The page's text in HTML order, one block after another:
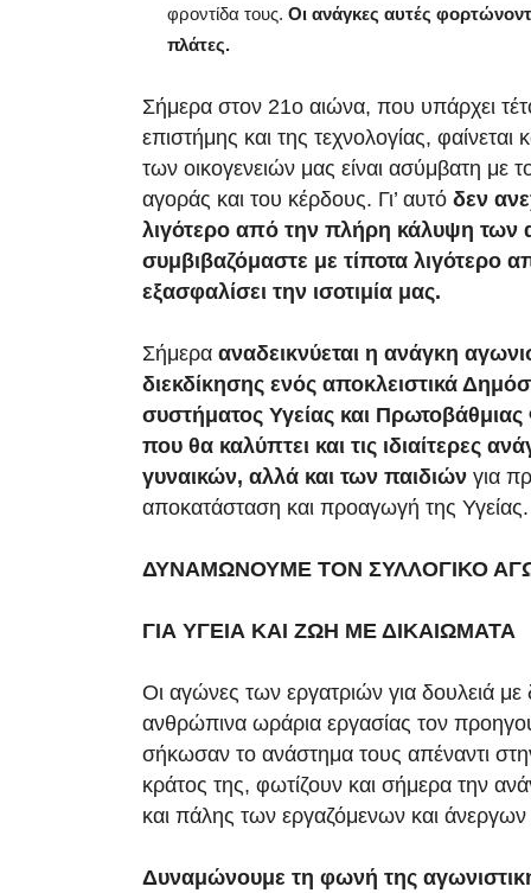
φροντίδα τους. Οι ανάγκες αυτές
πλάτες.
Σήμερα στον 21ο αιώνα, που υπάρχει
επιστήμης και της τεχνολογίας, φαίνεται
των οικογενειών μας είναι ασύμβατη με
αγοράς και του κέρδους. Γι’ αυτό δεν
λιγότερο από την πλήρη κάλυψη των
συμβιβαζόμαστε με τίποτα λιγότερο
εξασφαλίσει την ισοτιμία μας.
Σήμερα αναδεικνύεται η ανάγκη
διεκδίκησης ενός αποκλειστικά
συστήματος Υγείας και Πρωτοβάθμιας
που θα καλύπτει και τις ιδιαίτερες
γυναικών, αλλά και των παιδιών για
αποκατάσταση και προαγωγή της Υγείας.
ΔΥΝΑΜΩΝΟΥΜΕ ΤΟΝ ΣΥΛΛΟΓΙΚΟ
ΓΙΑ ΥΓΕΙΑ ΚΑΙ ΖΩΗ ΜΕ ΔΙΚΑΙΩΜΑΤΑ
Οι αγώνες των εργατριών για δουλειά με
ανθρώπινα ωράρια εργασίας τον
σήκωσαν το ανάστημα τους απέναντι
κράτος της, φωτίζουν και σήμερα την
και πάλης των εργαζόμενων και
Δυναμώνουμε τη φωνή της